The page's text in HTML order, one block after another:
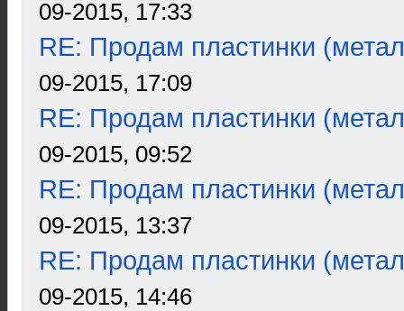
09-2015, 17:33
RE: Продам пластинки
09-2015, 17:09
RE: Продам пластинки
09-2015, 09:52
RE: Продам пластинки
09-2015, 13:37
RE: Продам пластинки
09-2015, 14:46